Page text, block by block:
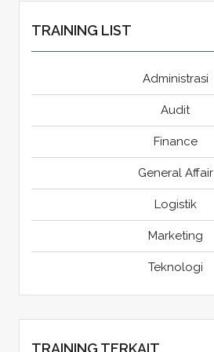
TRAINING LIST
Administrasi
Audit
Finance
General Affair
Logistik
Marketing
Teknologi
TRAINING TERKAIT